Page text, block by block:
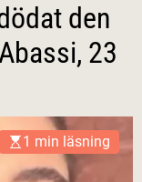
den
23
1 min läsning